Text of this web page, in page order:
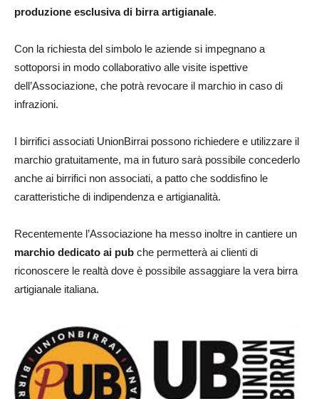
produzione esclusiva di birra artigianale.
Con la richiesta del simbolo le aziende si impegnano a
sottoporsi in modo collaborativo alle visite ispettive
dell’Associazione, che potrà revocare il marchio in caso di
infrazioni.
I birrifici associati UnionBirrai possono richiedere e utilizzare il
marchio gratuitamente, ma in futuro sarà possibile concederlo
anche ai birrifici non associati, a patto che soddisfino le
caratteristiche di indipendenza e artigianalità.
Recentemente l’Associazione ha messo inoltre in cantiere un
marchio dedicato ai pub che permetterà ai clienti di
riconoscere le realtà dove è possibile assaggiare la vera birra
artigianale italiana.